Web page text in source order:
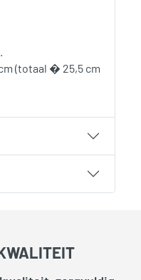
(totaal � 25,5 cm